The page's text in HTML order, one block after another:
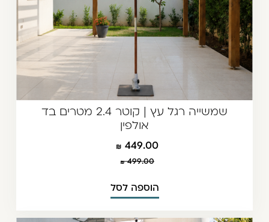
שמשייה רגל עץ | קוטר 2.4 מטרים בד
אולפין
449.00
499.00
הוספה לסל